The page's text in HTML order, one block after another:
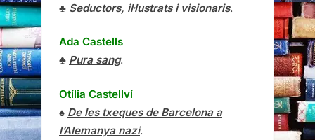
♣ Seductors, il·lustrats i visionaris.
Ada Castells
♣ Pura sang.
Otília Castellví
♠ De les txeques de Barcelona a
l’Alemanya nazi.